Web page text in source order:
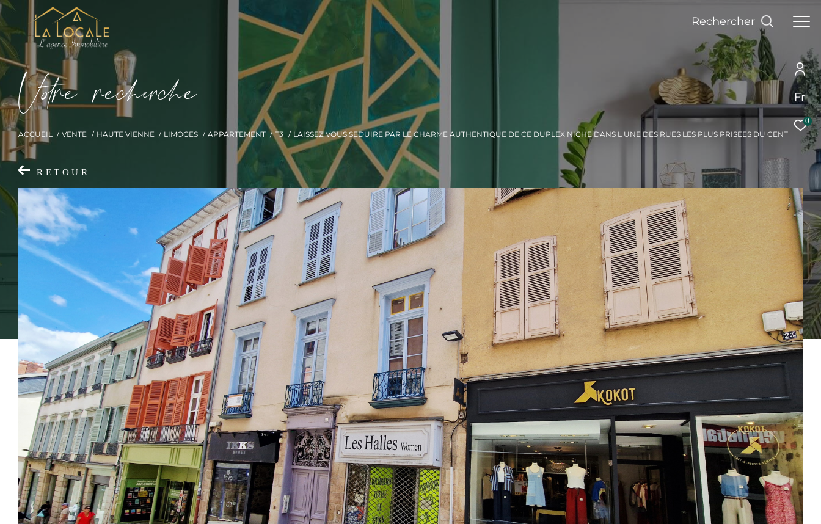
Fr
0
Rechercher
Vore recece
ACCUEIL VENTE HAUTE VIENNE LIMOGES APPARTEMENT T3 LAISSEZ VOUS SEDUIRE PAR LE CHARME AUTHENTIQUE DE CE DUPLEX NICHE DANS L UNE DES RUES LES PLUS PRISEES DU CENT
RETOUR